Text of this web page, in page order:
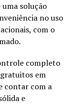
solução
no uso
com o
completo
em
contar com a
e